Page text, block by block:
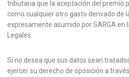
tributaria que la aceptación del premio
como cualquier otro gasto derivado de
expresamente asumido por SARGA en
Legales.
Si no desea que sus datos sean
ejercer su derecho de oposición a